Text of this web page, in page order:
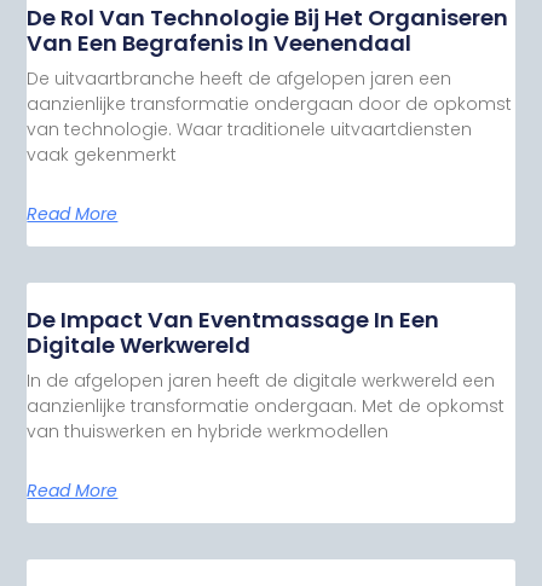
De Rol Van Technologie Bij Het Organiseren
Van Een Begrafenis In Veenendaal
De uitvaartbranche heeft de afgelopen jaren een
aanzienlijke transformatie ondergaan door de opkomst
van technologie. Waar traditionele uitvaartdiensten
vaak gekenmerkt
Read More
De Impact Van Eventmassage In Een
Digitale Werkwereld
In de afgelopen jaren heeft de digitale werkwereld een
aanzienlijke transformatie ondergaan. Met de opkomst
van thuiswerken en hybride werkmodellen
Read More